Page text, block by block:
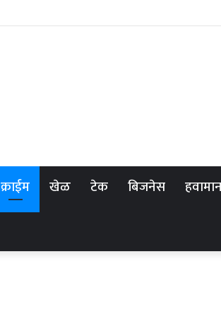
क्राईम खेळ टेक बिजनेस